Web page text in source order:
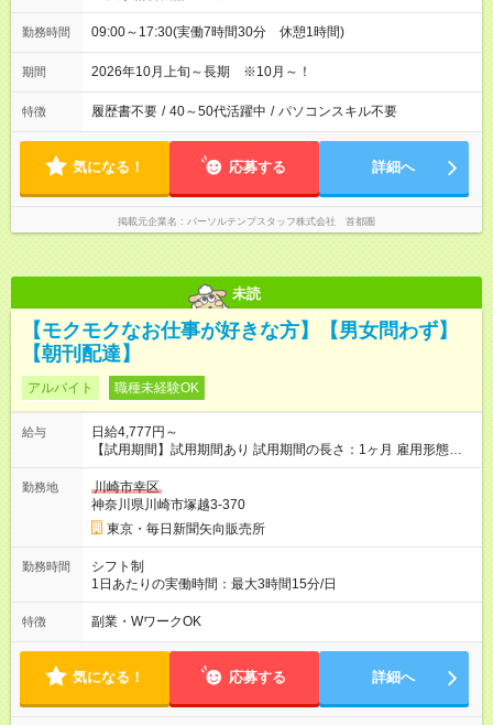
勤務時間 09:00～17:30(実働7時間30分 休憩1時間)
期間 2026年10月上旬～長期 ※10月～！
特徴 履歴書不要 / 40～50代活躍中 / パソコンスキル不要
気になる！ 応募する 詳細へ
掲載元企業名 パーソルテンプスタッフ株式会社 首都圏
未読
【モクモクなお仕事が好きな方】【男女問わず】
【朝刊配達】
アルバイト 職種未経験OK
給与
日給4,777円～
【試用期間】試用期間あり 試用期間の長さ：1ヶ月 雇用形態、
給与は本採用時と同じです。
勤務地
川崎市幸区
神奈川県川崎市塚越3-370
東京・毎日新聞矢向販売所
勤務時間
シフト制
1日あたりの実働時間：最大3時間15分/日
特徴 副業・WワークOK
気になる！ 応募する 詳細へ